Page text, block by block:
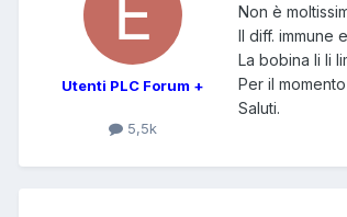
Utenti PLC Forum +
5,5k
Non è
Il diff. immune
La bobina li li
Per il
Saluti.